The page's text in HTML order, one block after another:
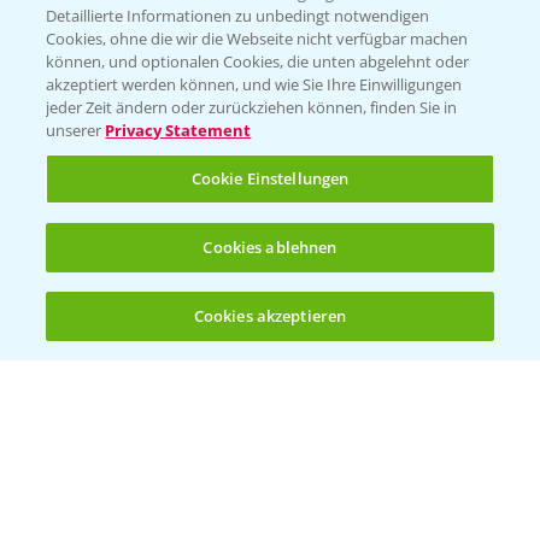
(noch 4)
KONTAKT
Hilfe in Notfällen
T.+49 (0)214/30-20220
Folgen Sie uns
Detaillierte Informationen zu unbedingt notwendigen
Cookies, ohne die wir die Webseite nicht verfügbar machen
können, und optionalen Cookies, die unten abgelehnt oder
akzeptiert werden können, und wie Sie Ihre Einwilligungen
jeder Zeit ändern oder zurückziehen können, finden Sie in
unserer Privacy Statement
Cookie Einstellungen
Cookies ablehnen
Cookies akzeptieren